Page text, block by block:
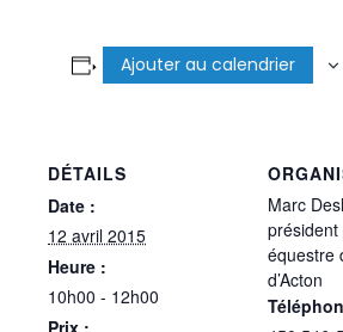
Ajouter au calendrier
DÉTAILS
Date :
12 avril 2015
Heure :
10h00 - 12h00
Prix :
Marc
équestre
d’Acton